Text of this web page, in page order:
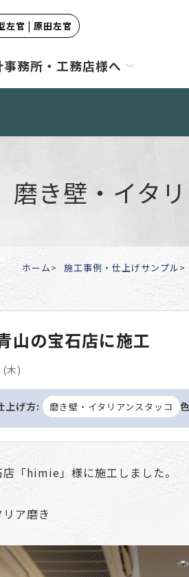
左官 | 原田左官
事務所・工務店様へ
磨き壁・イタ
ホーム 施工事例・仕上げサンプル
山の宝石店に施工
木)
上げ方: 磨き壁・イタリアンスタッコ
「himie」様に施工しました。
ア磨き